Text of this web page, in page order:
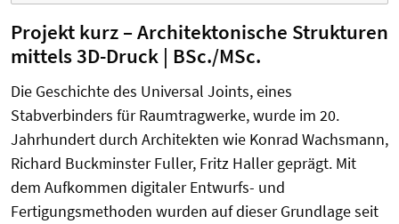
Projekt kurz – Architektonische Strukturen
mittels 3D-Druck | BSc./MSc.
Die Geschichte des Universal Joints, eines
Stabverbinders für Raumtragwerke, wurde im 20.
Jahrhundert durch Architekten wie Konrad Wachsmann,
Richard Buckminster Fuller, Fritz Haller geprägt. Mit
dem Aufkommen digitaler Entwurfs- und
Fertigungsmethoden wurden auf dieser Grundlage seit